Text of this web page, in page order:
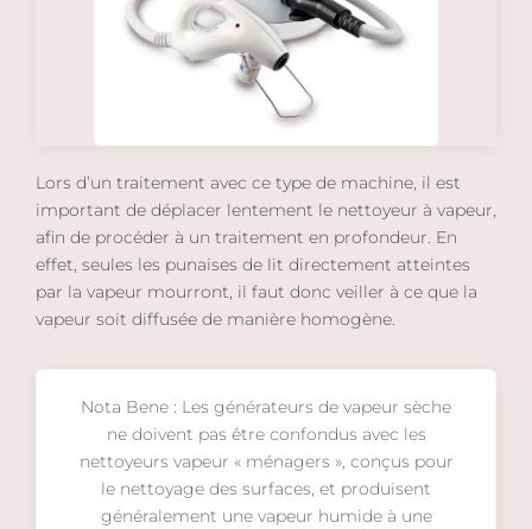
Lors d’un traitement avec ce type de machine, il est
important de déplacer lentement le nettoyeur à vapeur,
afin de procéder à un traitement en profondeur. En
effet, seules les punaises de lit directement atteintes
par la vapeur mourront, il faut donc veiller à ce que la
vapeur soit diffusée de manière homogène.
Nota Bene : Les générateurs de vapeur sèche
ne doivent pas être confondus avec les
nettoyeurs vapeur « ménagers », conçus pour
le nettoyage des surfaces, et produisent
généralement une vapeur humide à une